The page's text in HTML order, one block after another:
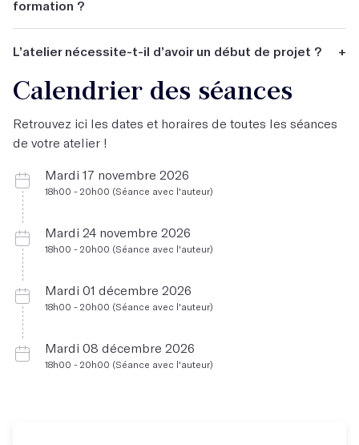
formation ?
L’atelier nécessite-t-il d’avoir un début de projet ?
+
Non.
Calendrier des séances
Retrouvez ici les dates et horaires de toutes les séances
de votre atelier !
Mardi 17 novembre 2026
18h00 - 20h00 (Séance avec l'auteur)
Mardi 24 novembre 2026
18h00 - 20h00 (Séance avec l'auteur)
Mardi 01 décembre 2026
18h00 - 20h00 (Séance avec l'auteur)
Mardi 08 décembre 2026
18h00 - 20h00 (Séance avec l'auteur)